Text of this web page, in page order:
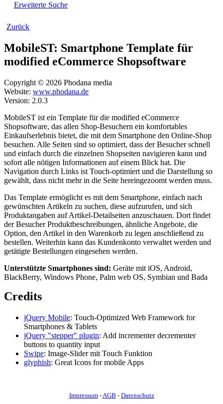
Erweiterte Suche
Zurück
MobileST: Smartphone Template für
modified eCommerce Shopsoftware
Copyright © 2026 Phodana media
Website: www.phodana.de
Version: 2.0.3
MobileST ist ein Template für die modified eCommerce
Shopsoftware, das allen Shop-Besuchern ein komfortables
Einkaufserlebnis bietet, die mit dem Smartphone den Online-Shop
besuchen. Alle Seiten sind so optimiert, dass der Besucher schnell
und einfach durch die einzelnen Shopseiten navigieren kann und
sofort alle nötigen Informationen auf einem Blick hat. Die
Navigation durch Links ist Touch-optimiert und die Darstellung so
gewählt, dass nicht mehr in die Seite hereingezoomt werden muss.
Das Template ermöglicht es mit dem Smartphone, einfach nach
gewünschten Artikeln zu suchen, diese aufzurufen, und sich
Produktangaben auf Artikel-Detailseiten anzuschauen. Dort findet
der Besucher Produktbeschreibungen, ähnliche Angebote, die
Option, den Artikel in den Warenkorb zu legen anschließend zu
bestellen. Weiterhin kann das Kundenkonto verwaltet werden und
getätigte Bestellungen eingesehen werden.
Unterstützte Smartphones sind: Geräte mit iOS, Android,
BlackBerry, Windows Phone, Palm web OS, Symbian und Bada
Credits
jQuery Mobile: Touch-Optimized Web Framework for
Smartphones & Tablets
jQuery "stepper" plugin: Add incrementer decrementer
buttons to quantity input
Swipe: Image-Slider mit Touch Funktion
glyphish: Great Icons for mobile Apps
Impressum-AGB - Datenschutz